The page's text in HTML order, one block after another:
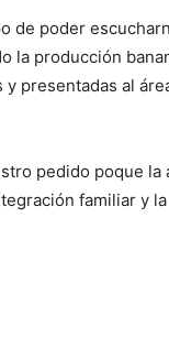
de poder
la producción
presentadas al
pedido poque la
familiar y la